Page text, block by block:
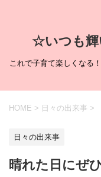
☆いつも輝
これで子育て楽しくなる
HOME > 日々の出来事 >
日々の出来事
晴れた日にぜ